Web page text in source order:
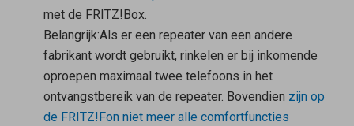
met de FRITZ!Box.
Belangrijk:Als er een repeater van een andere
fabrikant wordt gebruikt, rinkelen er bij inkomende
oproepen maximaal twee telefoons in het
ontvangstbereik van de repeater. Bovendien zijn op
de FRITZ!Fon niet meer alle comfortfuncties